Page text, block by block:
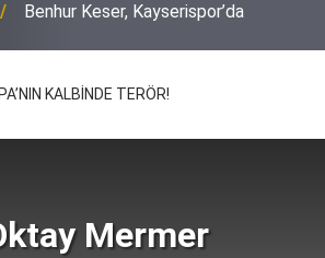
Köpeği tüfekle vurup sakat bıraktılar
KALBİNDE TERÖR!
Mermer